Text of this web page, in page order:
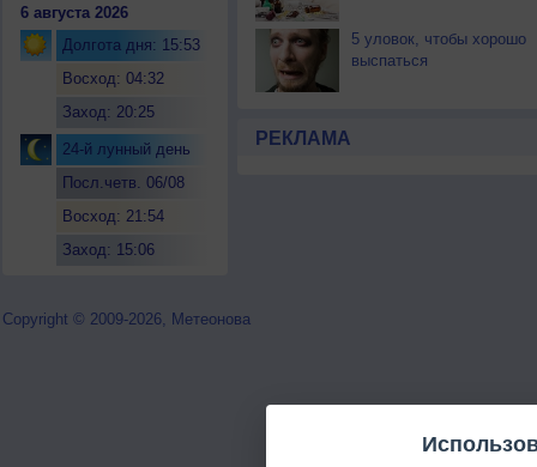
6 августа 2026
Долгота дня: 15:53
Восход: 04:32
Заход: 20:25
24-й лунный день
Посл.четв. 06/08
Восход: 21:54
Заход: 15:06
5 уловок, чтобы хорошо
выспаться
РЕКЛАМА
Copyright © 2009-2026, Метеонова